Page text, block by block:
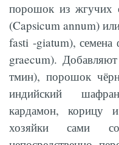
порошок из жгучих
(Capsicum annum)
fasti -giatum), семена
graecum).
тмин), порошок
индийский
кардамон, корицу
хозяйки сами